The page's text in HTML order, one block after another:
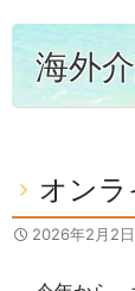
ン
テ
ツ
キ
ッ
海外
オンラ
2026年2月2日